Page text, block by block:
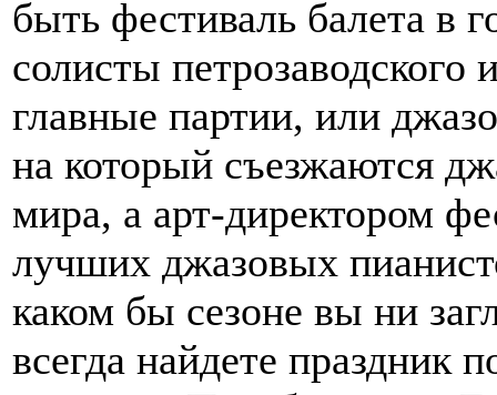
быть фестиваль балета в
солисты петрозаводского
главные партии, или
на который съезжаются
мира, а арт-директором
лучших джазовых
каком бы сезоне вы ни
всегда найдете праздник